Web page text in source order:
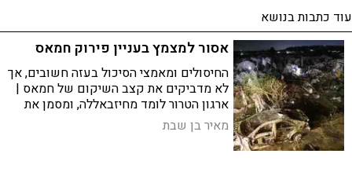
עוד כתבות בנושא
אסור למצמץ בעניין פירוק חמאס
החיסולים ומאמצי הסיכול בעזה חשובים, אך
לא מדביקים את קצב השיקום של חמאס |
ארגון הטרור לומד מחיזבאללה, ומסמן את
הרחפנים כדבר הבא | לישראל אסור
להסכים לאף יוזמה שאינה מבטיחה לפני
מאיר בן שבת